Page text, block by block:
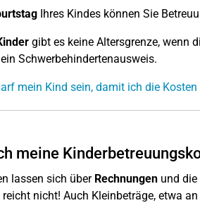
Ihres Kindes können Sie
gibt es keine Altersgrenze, wenn
Schwerbehindertenausweis.
mein Kind sein, damit ich die
meine
lassen sich über Rechnungenund die
nicht! Auch Kleinbeträge, etwa